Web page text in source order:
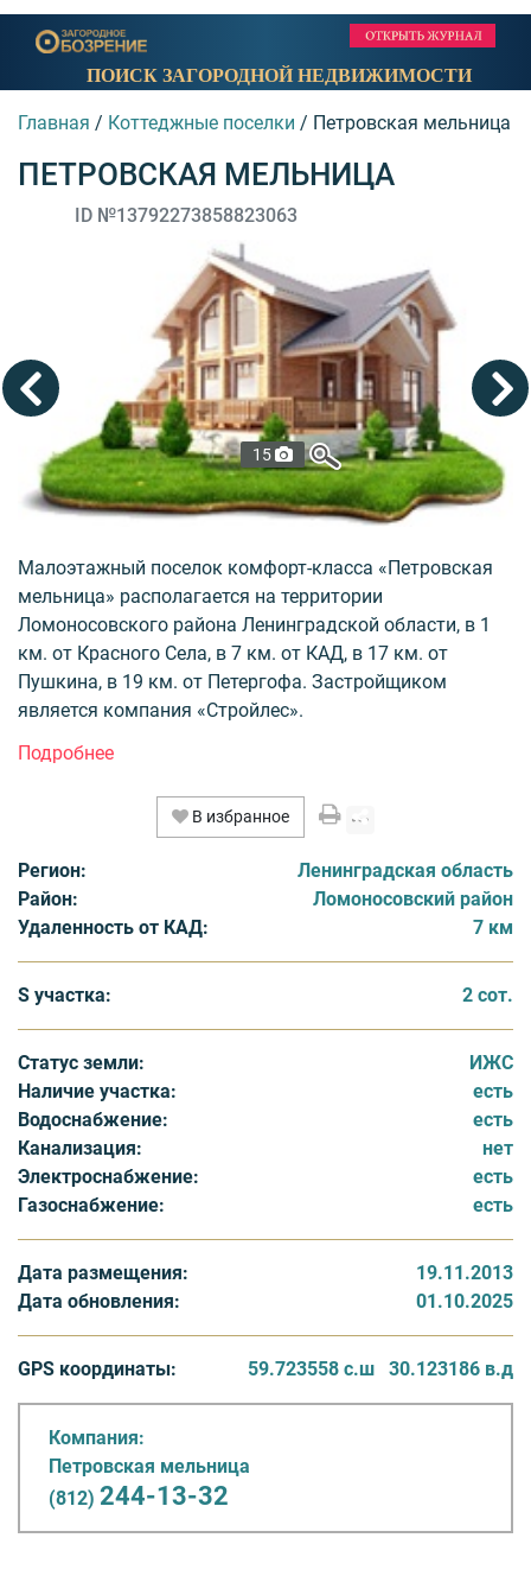
ПОИСК ЗАГОРОДНОЙ НЕДВИЖИМОСТИ
Главная / Коттеджные поселки / Петровская мельница
ПЕТРОВСКАЯ МЕЛЬНИЦА
ID №13792273858823063
15
Малоэтажный поселок комфорт-класса «Петровская
мельница» располагается на территории
Ломоносовского района Ленинградской области, в 1
км. от Красного Села, в 7 км. от КАД, в 17 км. от
Пушкина, в 19 км. от Петергофа. Застройщиком
является компания «Стройлес».
Территория поселка в настоящее время активно
застраивается. Вниманию покупателей представлены
танухаусы на земельных участках различной
квартир, представленных в трехэтажных таунхасах,
составляет 36 кв.м.
Проект предусматривает обеспечение поселка всеми
центральными инженерными коммуникациями:
а также телевидением и интернетом.
В поселке «Петровская мельница»:
- все дома 2-3 этажа;
- при строительстве используются современные
высококачественные строительные материалы;
- поселок обеспечен инженерными сетями
- квартиры имеют свободную планировку;
- уникальная архитектура;
- панорамные окна, высокие потолки (до 3, 5 метров);
- проектом предусмотрено строительство детского
сада и школы, поликлиники;
- рядом лес и два чистейших озера – Безымянное и
Дудергофское;
В избранное
Регион:
Ленинградская область
Район:
Ломоносовский район
Удаленность от КАД:
7 км
S участка: 2 сот.
Статус земли:
ИЖС
Наличие участка:
есть
Водоснабжение:
есть
Канализация:
нет
Электроснабжение:
есть
Газоснабжение:
есть
Дата размещения:
19.11.2013
Дата обновления:
01.10.2025
GPS координаты: 59.723558 с.ш 30.123186 в.д
Компания:
Петровская мельница
(812) 244-13-32